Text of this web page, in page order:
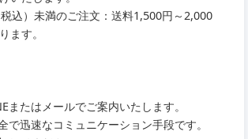
込）未満のご注文：送料1,500円～2,000
ます。
またはメールでご案内いたします。
で迅速なコミュニケーション手段です。